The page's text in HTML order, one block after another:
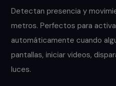
Detectan presencia y
metros. Perfectos para
automáticamente cuando
pantallas, iniciar videos,
luces.